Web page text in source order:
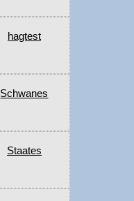
hagtest
Schwanes
Staates